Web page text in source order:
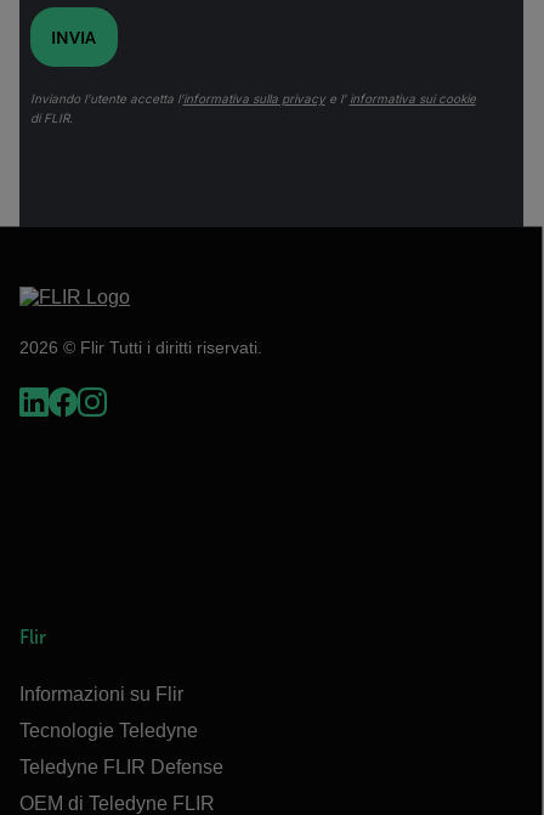
INVIA
Inviando l’utente accetta l’informativa sulla privacye l’ informativa sui cookie
di FLIR.
2026 © Flir Tutti i diritti riservati.
Flir
Informazioni su Flir
Tecnologie Teledyne
Teledyne FLIR Defense
OEM di Teledyne FLIR